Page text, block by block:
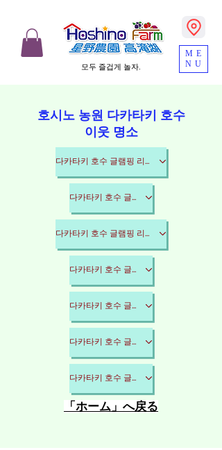
모두 즐겁게 놀자.
ME
NU
​호시노 농원 다카타키 호수
이웃 명소
다카타키 호수 글램핑 리조트
다카타키 호수 글램핑 리조트
다카타키 호수 글램핑 리조트
다카타키 호수 글램핑 리조트
다카타키 호수 글램핑 리조트
다카타키 호수 글램핑 리조트
다카타키 호수 글램핑 리조트
​「ホーム」へ戻る